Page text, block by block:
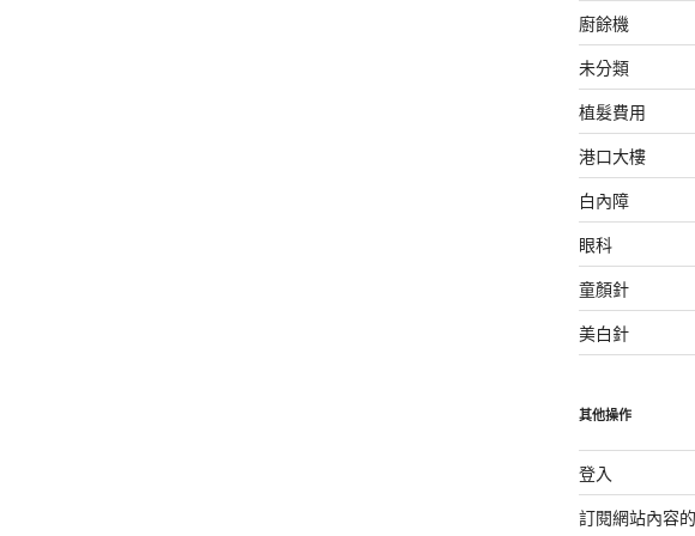
廚餘機
未分類
植髮費用
港口大樓
白內障
眼科
童顏針
美白針
其他操作
登入
訂閱網站內容